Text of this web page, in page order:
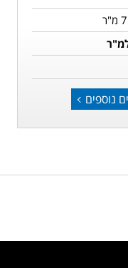
נוספים